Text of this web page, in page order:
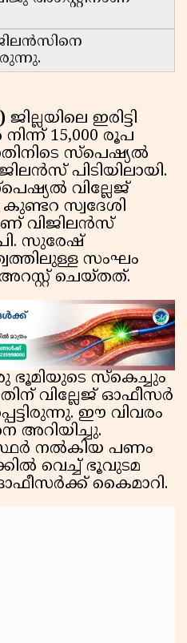
ജില്ലയിലെ ഇരിട്ടി
15,000 രൂപ
സ്പെഷ്യൽ
പിടിയിലായി.
വില്ലേജ്
സ്വദേശി
വിജിലൻസ്
സുരേഷ്
സംഘം
ചെയ്തത്.
ഭൂമിയുടെ സ്കെച്ചും
വില്ലേജ് ഓഫീസർ
ഈ വിവരം
അറിയിച്ചു.
നൽകിയ പണം
വെച്ച് ഭൂവുടമ
കൈമാറി.